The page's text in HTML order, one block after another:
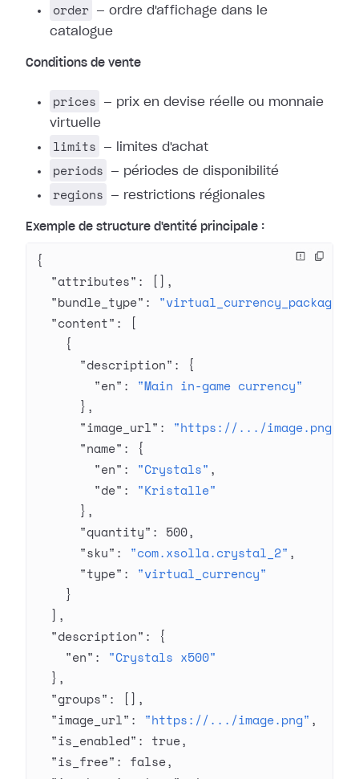
order
— ordre d'affichage dans le
catalogue
Conditions de vente
prices
— prix en devise réelle ou monnaie
virtuelle
limits — limites d'achat
periods — périodes de disponibilité
regions — restrictions régionales
Exemple de structure d'entité principale :
{
  "attributes"
: [],
  "bundle_type"
: "virtual_currency_package"
  "content"
: [
    {
      "description"
: {
        "en"
: "Main in-game currency"
      },
      "image_url"
: "https://.../image.png"
      "name"
: {
        "en"
: "Crystals" ,
        "de"
: "Kristalle"
      },
      "quantity"
: 500,
      "sku"
: "com.xsolla.crystal_2" ,
      "type"
: "virtual_currency"
    }
  ],
  "description"
: {
    "en"
: "Crystals x500"
  },
  "groups"
: [],
  "image_url"
: "https://.../image.png" ,
  "is_enabled"
: true,
  "is_free"
: false,